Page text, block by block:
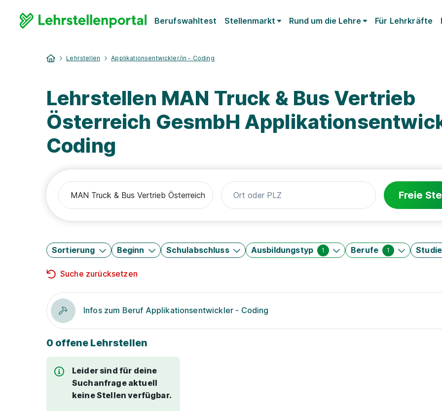
Berufswahltest Stellenmarkt Rund um die Lehre Für Lehrkräfte
Lehrstellen Applikationsentwickler/in - Coding
Lehrstellen MAN Truck & Bus Vertrieb
Österreich GesmbH
Coding
Freie
Sortierung Beginn Schulabschluss Ausbildungstyp 1 Berufe 1
Suche zurücksetzen
Infos zum Beruf Applikationsentwickler - Coding
0 offene Lehrstellen
Leider sind für deine
Suchanfrage aktuell
keine Stellen verfügbar.